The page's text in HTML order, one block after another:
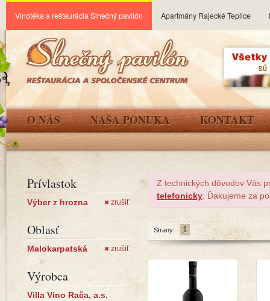
Vinotéka a reštaurácia Slnečný pavilón Apartmány Rajecké Teplice
O NÁS NAŠA PONUKA KONTAKT
Prívlastok
Výber z hrozna ✖ zrušiť
Oblasť
Malokarpatská ✖ zrušiť
Výrobca
Villa Vino Rača, a.s.
Z technických dôvodov Vás
telefonicky . Ďakujeme za
Strany: 1